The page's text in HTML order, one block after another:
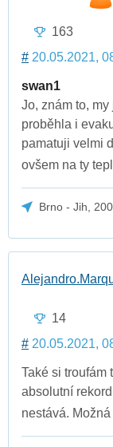
163
# 20.05.2021,
swan1
Jo, znám to,
proběhla i
pamatuji velmi
ovšem na ty
Brno - Jih,
14
# 20.05.2021,
Také si troufám
absolutní
nestává.